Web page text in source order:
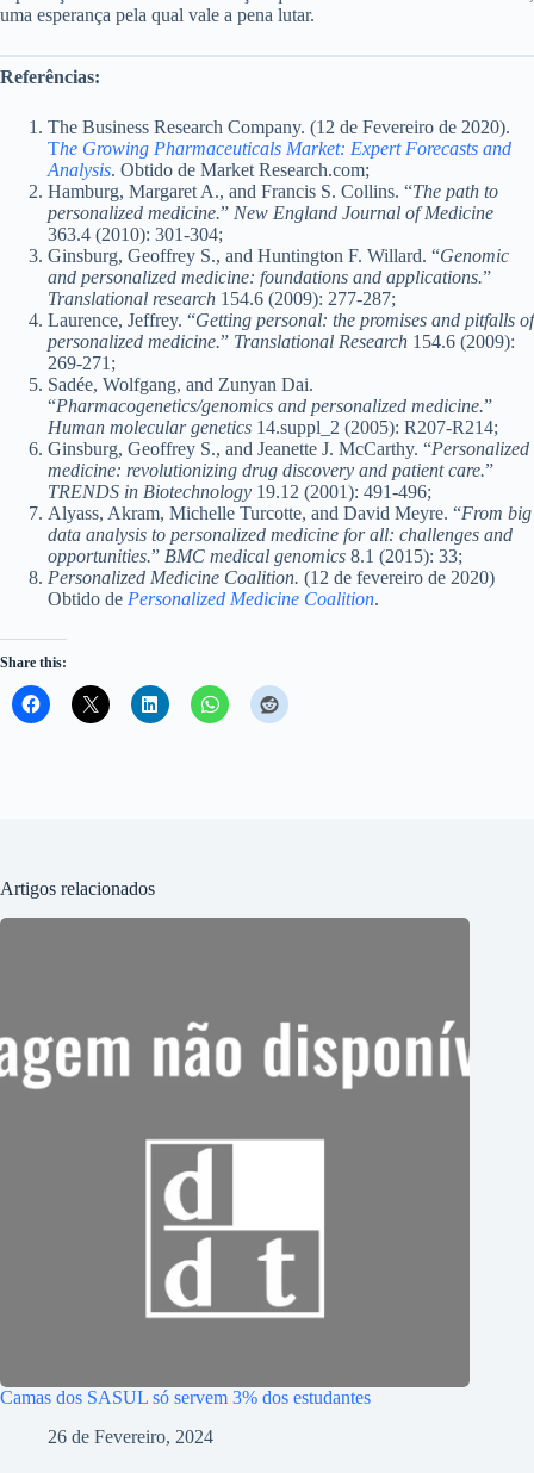
uma esperança pela qual vale a pena lutar.
Referências:
The Business Research Company. (12 de Fevereiro de 2020).
The Growing Pharmaceuticals Market: Expert Forecasts and
Analysis. Obtido de Market Research.com;
Hamburg, Margaret A., and Francis S. Collins. “The path to
personalized medicine.” New England Journal of Medicine
363.4 (2010): 301-304;
Ginsburg, Geoffrey S., and Huntington F. Willard. “Genomic
and personalized medicine: foundations and applications.”
Translational research 154.6 (2009): 277-287;
Laurence, Jeffrey. “Getting personal: the promises and pitfalls of
personalized medicine.” Translational Research 154.6 (2009):
269-271;
Sadée, Wolfgang, and Zunyan Dai.
“Pharmacogenetics/genomics and personalized medicine.”
Human molecular genetics 14.suppl_2 (2005): R207-R214;
Ginsburg, Geoffrey S., and Jeanette J. McCarthy. “Personalized
medicine: revolutionizing drug discovery and patient care.”
TRENDS in Biotechnology 19.12 (2001): 491-496;
Alyass, Akram, Michelle Turcotte, and David Meyre. “From big
data analysis to personalized medicine for all: challenges and
opportunities.” BMC medical genomics 8.1 (2015): 33;
Personalized Medicine Coalition. (12 de fevereiro de 2020)
Obtido de Personalized Medicine Coalition.
Share this:
Artigos relacionados
Camas dos SASUL só servem 3% dos estudantes
26 de Fevereiro, 2024